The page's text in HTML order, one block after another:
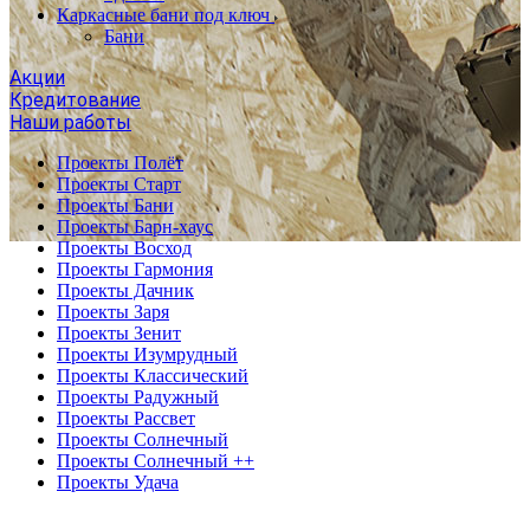
Каркасные бани под ключ
Бани
Акции
Кредитование
Наши работы
Проекты Полёт
Проекты Старт
Проекты Бани
Проекты Барн-хаус
Проекты Восход
Проекты Гармония
Проекты Дачник
Проекты Заря
Проекты Зенит
Проекты Изумрудный
Проекты Классический
Проекты Радужный
Проекты Рассвет
Проекты Солнечный
Проекты Солнечный ++
Проекты Удача